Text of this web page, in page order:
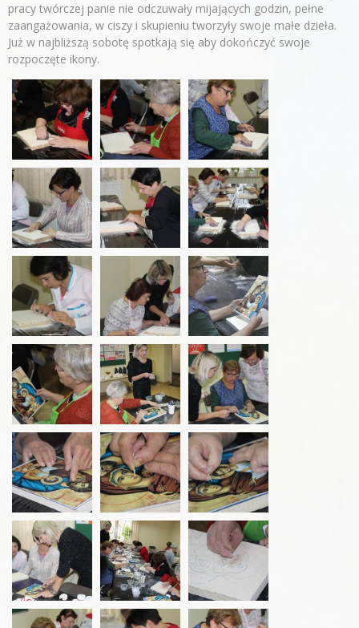
pracy twórczej panie nie odczuwały mijających godzin, pełne
zaangażowania, w ciszy i skupieniu tworzyły swoje małe dzieła.
Już w najbliższą sobotę spotkają się aby dokończyć swoje
rozpoczęte ikony.